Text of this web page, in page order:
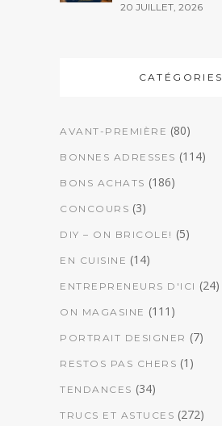
20 JUILLET, 2026
CATÉGORIES
AVANT-PREMIÈRE (80)
BONNES ADRESSES (114)
BONS ACHATS (186)
CONCOURS (3)
DIY – ON BRICOLE! (5)
EN CUISINE (14)
ENTREPRENEURS D'ICI (24)
ON MAGASINE (111)
PORTRAIT DESIGNER (7)
RESTOS PAS CHERS (1)
TENDANCES (34)
TRUCS ET ASTUCES (272)